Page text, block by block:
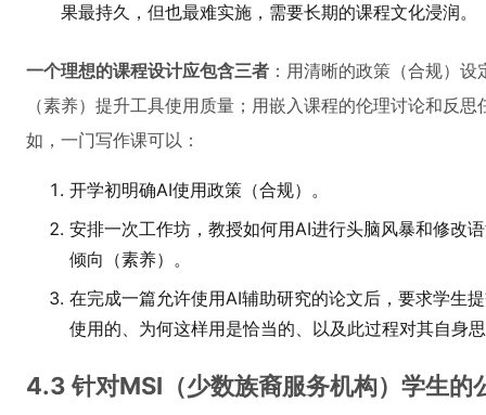
果最持久，但也最难实施，需要长期的课程文化浸润。
一个理想的课程设计应包含三者 ：用清晰的政策（合规）
（素养）提升工具使用质量；用嵌入课程的伦理讨论和反
如，一门写作课可以：
开学初明确AI使用政策（合规）。
安排一次工作坊，教授如何用AI进行头脑风暴和修改
倾向（素养）。
在完成一篇允许使用AI辅助研究的论文后，要求学生
使用的、为何这样用是恰当的、以及此过程对其自身
4.3 针对MSI（少数族裔服务机构）学生的